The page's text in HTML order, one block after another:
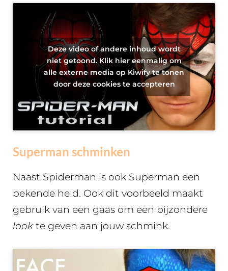
Deze video of andere inhoud wordt
niet getoond. Klik hier eenmalig om
alle externe media op Kiwify te tonen
door deze cookies te accepteren
Superman schminken
Naast Spiderman is ook Superman een
bekende held. Ook dit voorbeeld maakt
gebruik van een gaas om een bijzondere
lookte geven aan jouw schmink.